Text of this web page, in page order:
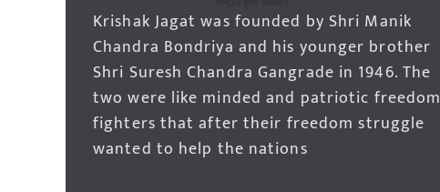
Krishak Jagat was founded by Shri Manik
Chandra Bondriya and his younger brother
Shri Suresh Chandra Gangrade in 1946. The
two were like minded and patriotic freedom
fighters that after their freedom struggle
wanted to help the nations